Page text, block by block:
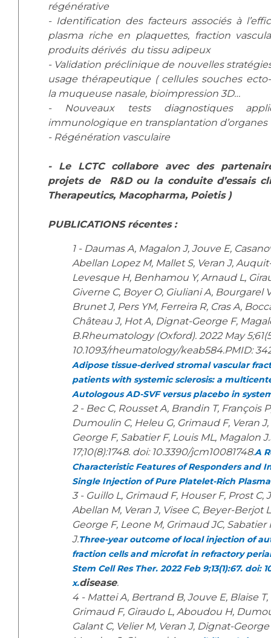
régénérative
- Identification des facteurs associés à
plasma riche en plaquettes, fraction
produits dérivés du tissu adipeux
- Validation préclinique de nouvelles
usage thérapeutique ( cellules souches
la muqueuse nasale, bioimpression 3D…
- Nouveaux tests diagnostiques
immunologique en transplantation d’organes
- Régénération vasculaire
- Le LCTC collabore avec des
projets de R&D ou la conduite d’essais
Therapeutics, Macopharma, Poietis )
PUBLICATIONS récentes :
1 - Daumas A, Magalon J, Jouve E,
Abellan Lopez M, Mallet S, Veran J,
Levesque H, Benhamou Y, Arnaud L,
Giverne C, Boyer O, Giuliani A, Bourgarel
Brunet J, Pers YM, Ferreira R, Cras A,
Château J, Hot A, Dignat-George F,
B.Rheumatology (Oxford). 2022 May
10.1093/rheumatology/keab584.PMID:
Adipose tissue-derived stromal vascular
patients with systemic sclerosis: a
Autologous AD-SVF versus placebo in
2 - Bec C, Rousset A, Brandin T, François
Dumoulin C, Heleu G, Grimaud F, Veran
George F, Sabatier F, Louis ML, Magalon
17;10(8):1748. doi: 10.3390/jcm10081748.A
Characteristic Features of Responders and
Single Injection of Pure Platelet-Rich
3 - Guillo L, Grimaud F, Houser F, Prost C,
Abellan M, Veran J, Visee C, Beyer-Berjot
George F, Leone M, Grimaud JC, Sabatier
J.Three-year outcome of local injection of
fraction cells and microfat in refractory
Stem Cell Res Ther. 2022 Feb 9;13(1):67. doi:
x.disease.
4 - Mattei A, Bertrand B, Jouve E, Blaise
Grimaud F, Giraudo L, Aboudou H,
Galant C, Velier M, Veran J, Dignat-